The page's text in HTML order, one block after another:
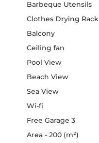
Barbeque Utensils
Clothes Drying Rack
Balcony
Ceiling fan
Pool View
Beach View
Sea View
Wi-fi
Free Garage 3
Area - 200 (m²)